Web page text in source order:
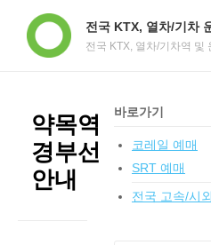
전국 KTX, 열차/기차
전국 KTX, 열차/기차역 및
약목역
경부선
안내
바로가기
코레일 예매
SRT 예매
전국 고속/시